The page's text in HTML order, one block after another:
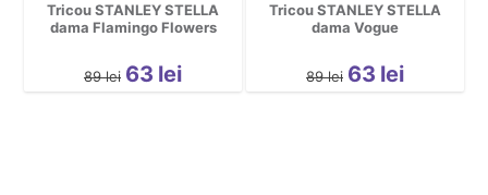
Tricou STANLEY STELLA
dama Flamingo Flowers
89 lei 63 lei
Tricou STANLEY STELLA
dama Vogue
89 lei 63 lei